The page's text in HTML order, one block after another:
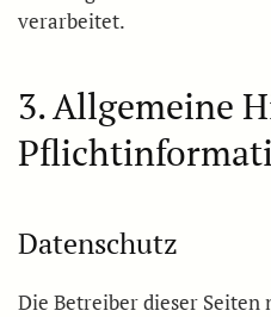
verarbeitet.
3. Allgemeine
Datenschutz
Die Betreiber dieser